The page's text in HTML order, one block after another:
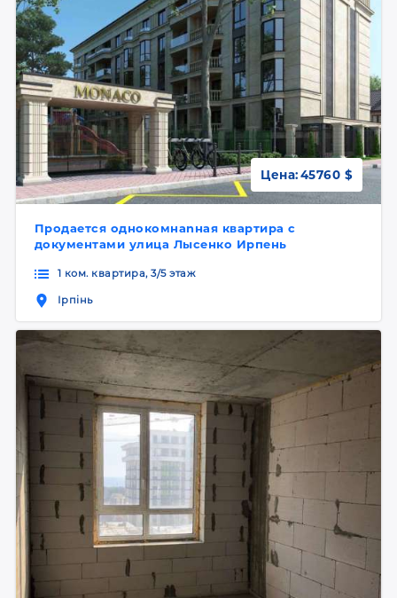
Продается однокомнаnная квартира с
документами улица Лысенко Ирпень
Цена:45760 $
1 ком. квартира, 3/5 этаж
Ірпінь